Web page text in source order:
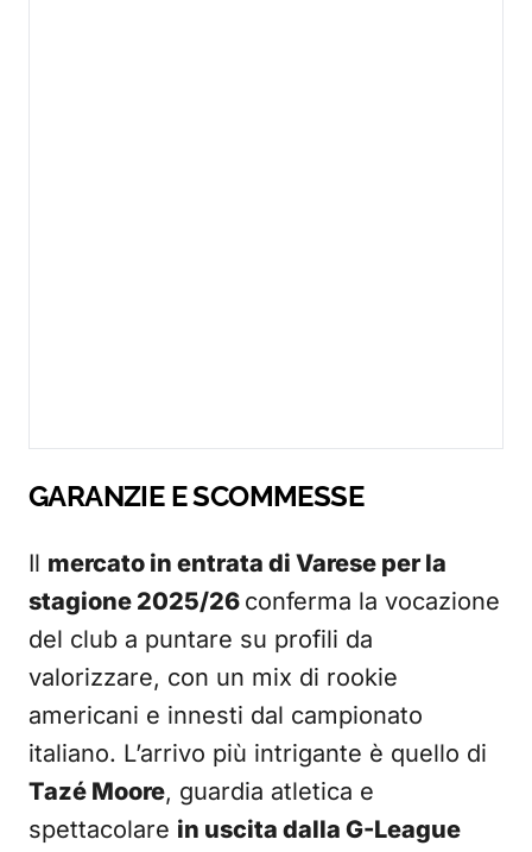
GARANZIE E SCOMMESSE
Il mercato in entrata di Varese per la
stagione 2025/26 conferma la vocazione
del club a puntare su profili da
valorizzare, con un mix di rookie
americani e innesti dal campionato
italiano. L’arrivo più intrigante è quello di
Tazé Moore, guardia atletica e
spettacolare in uscita dalla G-League